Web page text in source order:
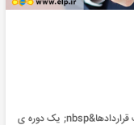
دوره مدیریت قراردادها چه دوره ای است؟ دوره مدیریت قراردادها&nbsp; یک دوره ی